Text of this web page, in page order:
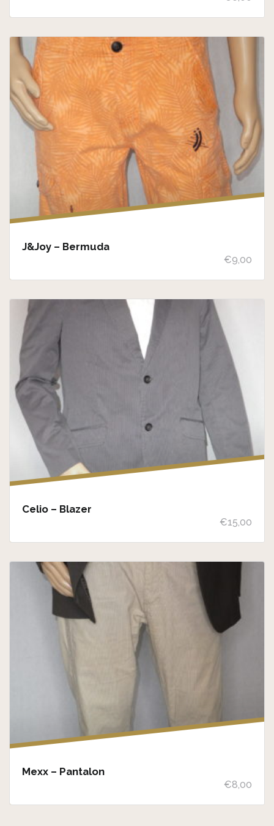
J&Joy – Bermuda
€9,00
Celio – Blazer
€15,00
Mexx – Pantalon
€8,00